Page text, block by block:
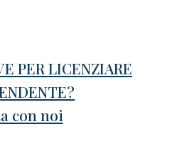
PER LICENZIARE
con noi